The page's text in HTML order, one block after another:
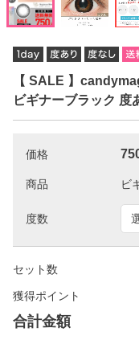
【 SALE 】
ビギナーブラック 度
価格
商品
度数
セット数
獲得ポイント
合計金額